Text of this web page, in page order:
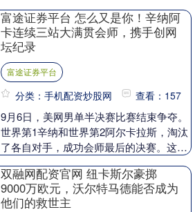
富途证券平台 怎么又是你！辛纳阿
卡连续三站大满贯会师，携手创网
坛纪录
富途证券平台
分类：手机配资炒股网 查看：157
9月6日，美网男单半决赛比赛结束争夺。
世界第1辛纳和世界第2阿尔卡拉斯，淘汰
了各自对手，成功会师最后的决赛。这场
次在大满贯决....
双融网配资官网 纽卡斯尔豪掷
9000万欧元，沃尔特马德能否成为
他们的救世主